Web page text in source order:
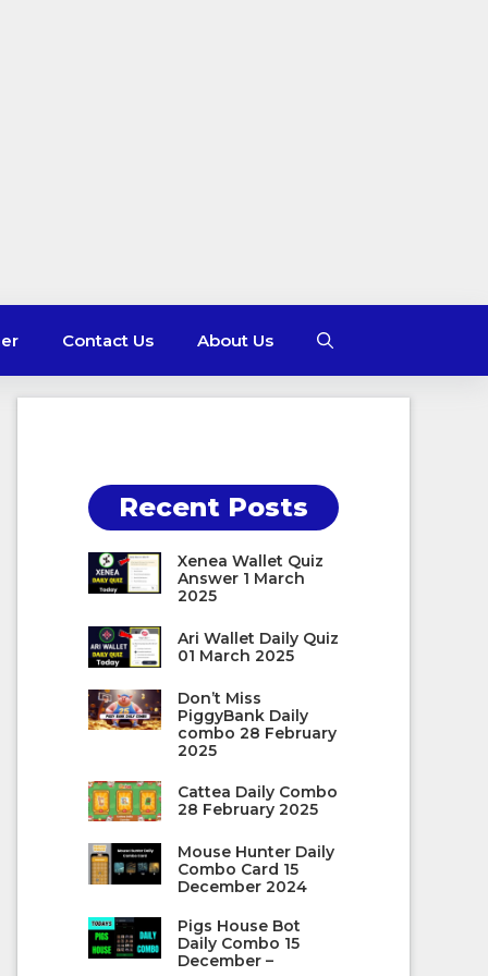
Contact Us About Us
Recent Posts
Xenea Wallet Quiz
Answer 1 March
2025
Ari Wallet Daily Quiz
01 March 2025
Don’t Miss
PiggyBank Daily
combo 28 February
2025
Cattea Daily Combo
28 February 2025
Mouse Hunter Daily
Combo Card 15
December 2024
Pigs House Bot
Daily Combo 15
December –